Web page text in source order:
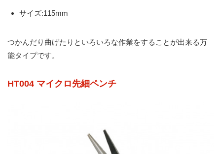
サイズ:115mm
つかんだり曲げたりといろいろな作業をすることが出来る万
能タイプです。
HT004 マイクロ先細ペンチ